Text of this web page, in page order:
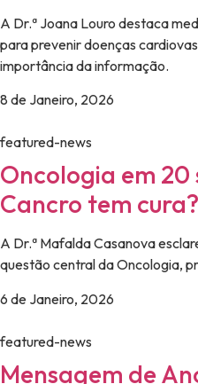
A Dr.ª Joana Louro destaca
para prevenir doenças
importância da informação.
8 de Janeiro, 2026
featured-news
Oncologia em 20
Cancro tem cura?
A Dr.ª Mafalda Casanova
questão central da Oncologia,
6 de Janeiro, 2026
featured-news
Mensagem de